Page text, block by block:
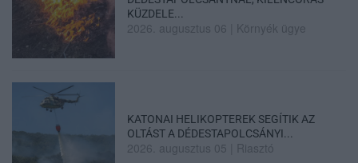
KÜZDELE...
2026. augusztus 06 Környék ügye
KATONAI HELIKOPTEREK SEGÍTIK AZ
OLTÁST A DÉDESTAPOLCSÁNYI...
2026. augusztus 05 Riasztó